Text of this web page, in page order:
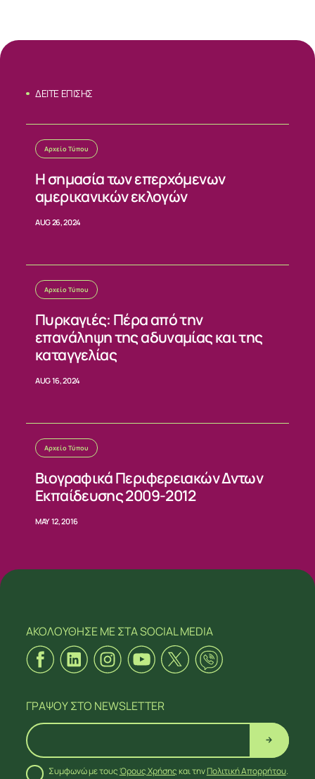
ΑΚΟΛΟΥΘΗΣΕ ΜΕΣΤΑ SOCIAL MEDIA
ΔΕΙΤΕ ΕΠΙΣΗΣ
Αρχείο Τύπου
Η σημασία των επερχόμενων
αμερικανικών εκλογών
AUG 26, 2024
Αρχείο Τύπου
Πυρκαγιές: Πέρα από την
επανάληψη της αδυναμίας και της
καταγγελίας
AUG 16, 2024
Αρχείο Τύπου
Βιογραφικά Περιφερειακών Δντων
Εκπαίδευσης 2009-2012
MAY 12, 2016
ΑΚΟΛΟΥΘΗΣΕ ΜΕΣΤΑ SOCIAL MEDIA
ΓΡΑΨΟΥΣΤΟ NEWSLETTER
Συμφωνώ με τουςΌρους Χρήσηςκαι τηνΠολιτική Απορρήτου.